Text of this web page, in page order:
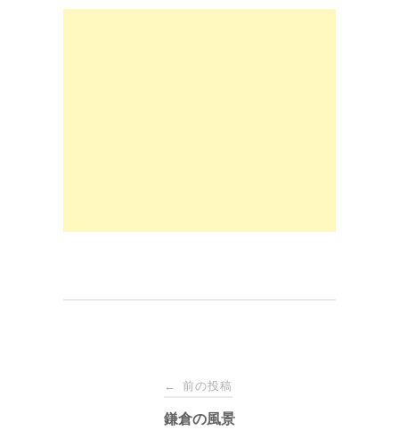
← 前の投稿
鎌倉の風景